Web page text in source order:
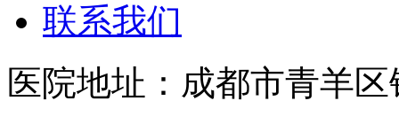
联系我们
医院地址：成都市青羊